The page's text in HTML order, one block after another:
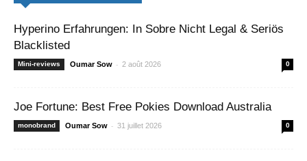
Hyperino Erfahrungen: In Sobre Nicht Legal & Seriös
Blacklisted
Mini-reviews Oumar Sow - 2 août 2026 0
Joe Fortune: Best Free Pokies Download Australia
monobrand Oumar Sow - 31 juillet 2026 0